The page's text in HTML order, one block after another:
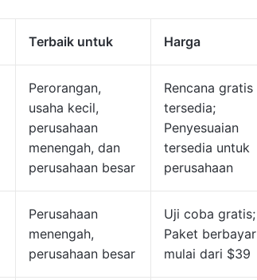
Terbaik untuk Harga
Perorangan,
usaha kecil,
perusahaan
menengah, dan
perusahaan besar
Rencana gratis
tersedia;
Penyesuaian
tersedia untuk
perusahaan
Perusahaan
menengah,
perusahaan besar
Uji coba gratis;
Paket berbayar
mulai dari $39